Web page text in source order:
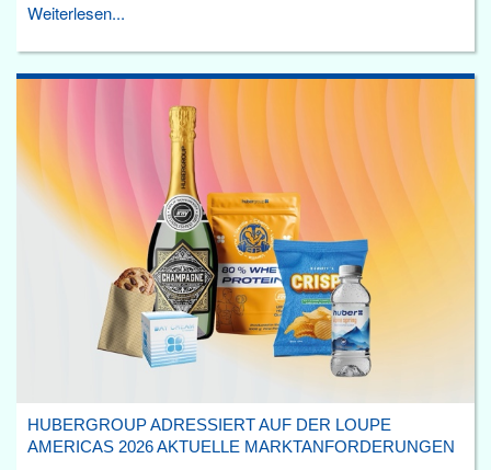
Weiterlesen...
HUBERGROUP ADRESSIERT AUF DER LOUPE
AMERICAS 2026 AKTUELLE MARKTANFORDERUNGEN